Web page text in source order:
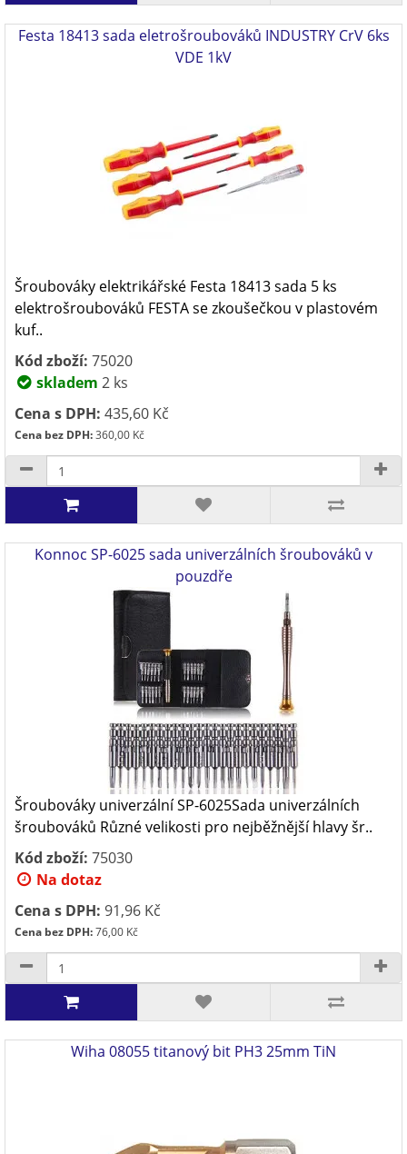
Festa 18413 sada eletrošroubováků INDUSTRY CrV 6ks
VDE 1kV
Šroubováky elektrikářské Festa 18413 sada 5 ks
elektrošroubováků FESTA se zkoušečkou v plastovém
kuf..
Kód zboží: 75020
skladem 2 ks
Cena s DPH: 435,60 Kč
Cena bez DPH:360,00 Kč
Konnoc SP-6025 sada univerzálních šroubováků v
pouzdře
Šroubováky univerzální SP-6025Sada univerzálních
šroubováků Různé velikosti pro nejběžnější hlavy šr..
Kód zboží: 75030
Na dotaz
Cena s DPH: 91,96 Kč
Cena bez DPH:76,00 Kč
Wiha 08055 titanový bit PH3 25mm TiN